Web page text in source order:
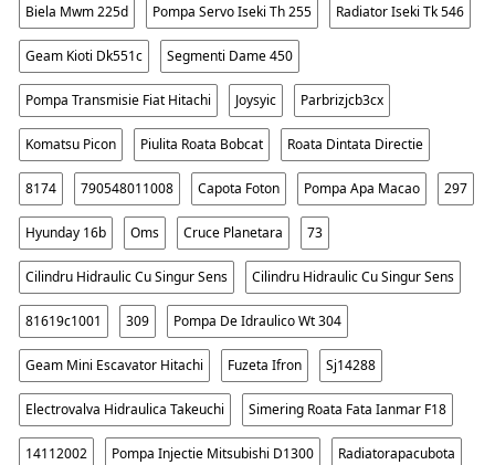
Biela Mwm 225d Pompa Servo Iseki Th 255 Radiator Iseki Tk 546
Geam Kioti Dk551c Segmenti Dame 450
Pompa Transmisie Fiat Hitachi Joysyic Parbrizjcb3cx
Komatsu Picon Piulita Roata Bobcat Roata Dintata Directie
8174 790548011008 Capota Foton Pompa Apa Macao 297
Hyunday 16b Oms Cruce Planetara 73
Cilindru Hidraulic Cu Singur Sens Cilindru Hidraulic Cu Singur Sens
81619c1001 309 Pompa De Idraulico Wt 304
Geam Mini Escavator Hitachi Fuzeta Ifron Sj14288
Electrovalva Hidraulica Takeuchi Simering Roata Fata Ianmar F18
14112002 Pompa Injectie Mitsubishi D1300 Radiatorapacubota